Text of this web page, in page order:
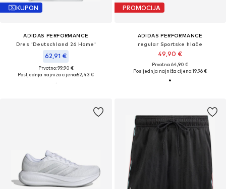
KUPON
ADIDAS PERFORMANCE
Dres 'Deutschland 26 Home'
62,91 €
Prvotno: 99,90 €
Posljednja najniža cijena:52,43 €
PROMOCIJA
ADIDAS PERFORMANCE
regular Sportske hlače
49,90 €
Prvotno: 64,90 €
Posljednja najniža cijena:19,96 €